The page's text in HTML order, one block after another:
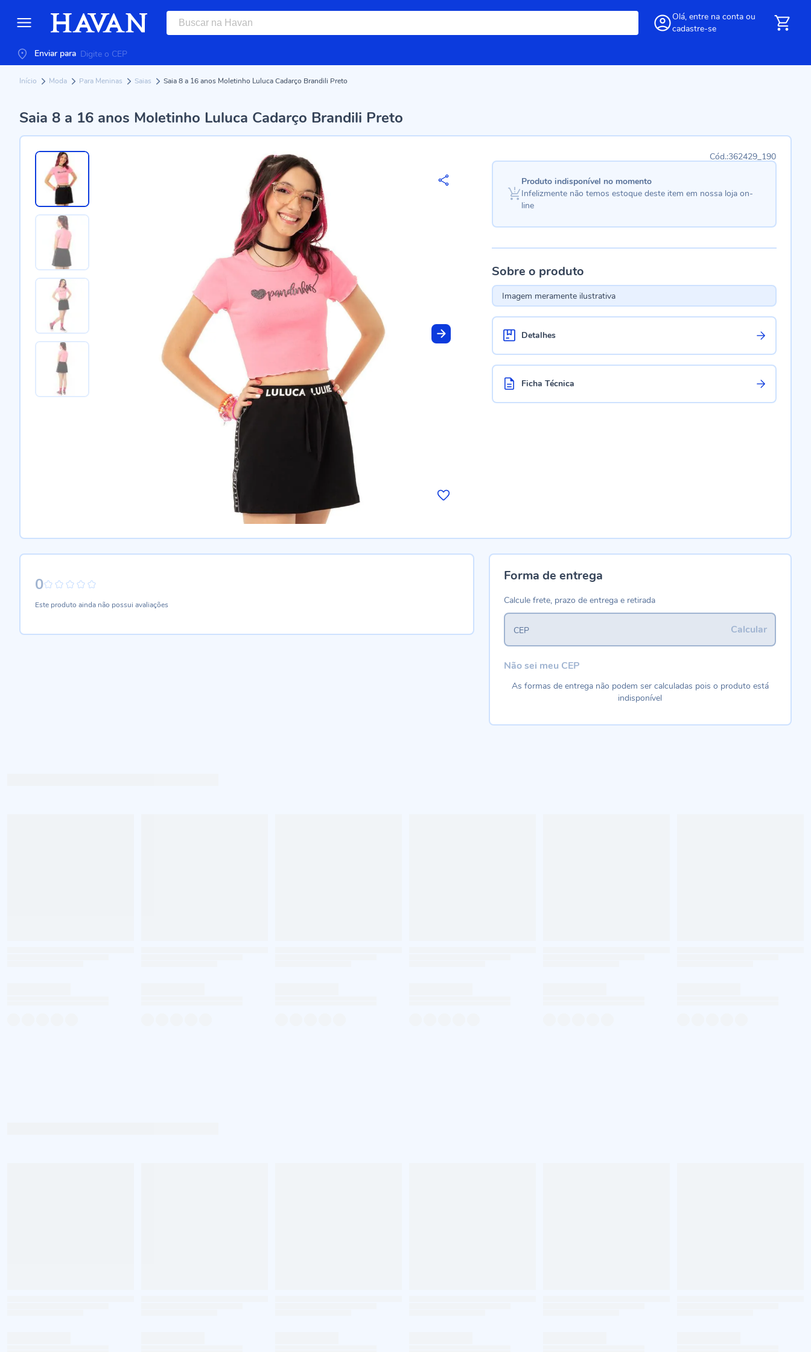
Olá, entre na conta ou
cadastre-se
Enviar para
Início Moda Para Meninas Saias Saia 8 a 16 anos Moletinho Luluca Cadarço Brandili Preto
Saia 8 a 16 anos Moletinho Luluca Cadarço Brandili Preto
362429_190
Produto indisponível no momento
Infelizmente não temos estoque deste item em nossa loja on-
line
Sobre o produto
Imagem meramente ilustrativa
Detalhes
Ficha Técnica
0
Este produto ainda não possui avaliações
Forma de entrega
Calcule frete, prazo de entrega e retirada
Calcular
CEP
Não sei meu CEP
As formas de entrega não podem ser calculadas pois o produto está
indisponível